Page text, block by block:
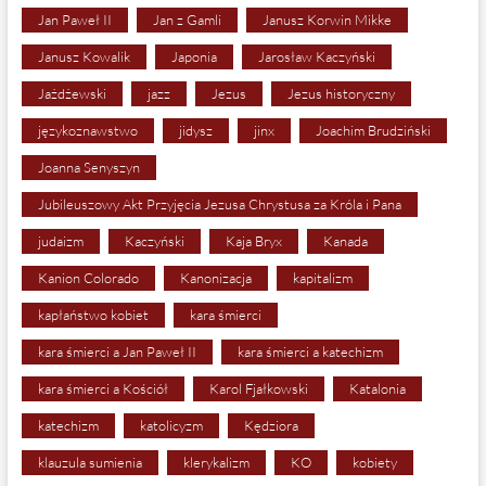
Jan Paweł II Jan z Gamli Janusz Korwin Mikke
Janusz Kowalik Japonia Jarosław Kaczyński
Jażdżewski jazz Jezus Jezus historyczny
językoznawstwo jidysz jinx Joachim Brudziński
Joanna Senyszyn
Jubileuszowy Akt Przyjęcia Jezusa Chrystusa za Króla i Pana
judaizm Kaczyński Kaja Bryx Kanada
Kanion Colorado Kanonizacja kapitalizm
kapłaństwo kobiet kara śmierci
kara śmierci a Jan Paweł II kara śmierci a katechizm
kara śmierci a Kościół Karol Fjałkowski Katalonia
katechizm katolicyzm Kędziora
klauzula sumienia klerykalizm KO kobiety